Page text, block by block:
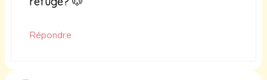
Répondre